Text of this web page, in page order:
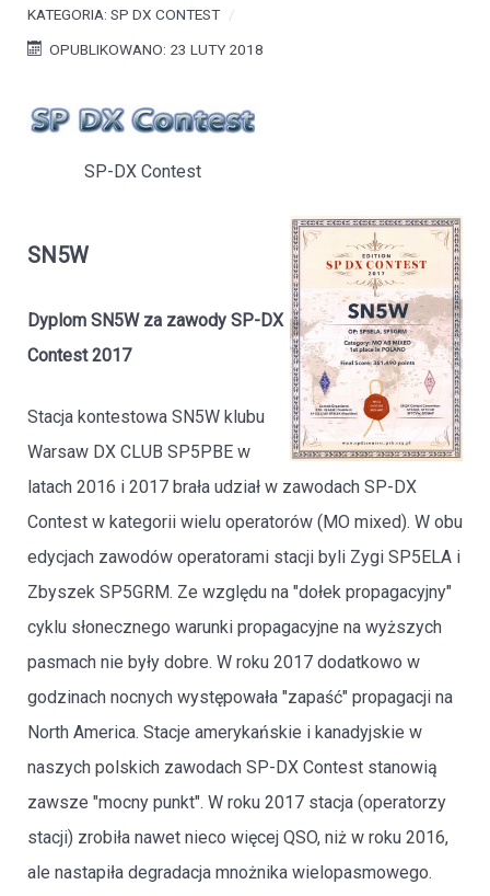
KATEGORIA: SP DX CONTEST
OPUBLIKOWANO: 23 LUTY 2018
SP-DX Contest
SN5W
Dyplom SN5W za zawody SP-DX
Contest 2017
Stacja kontestowa SN5W klubu
Warsaw DX CLUB SP5PBE w
latach 2016 i 2017 brała udział w zawodach SP-DX
Contest w kategorii wielu operatorów (MO mixed). W obu
edycjach zawodów operatorami stacji byli Zygi SP5ELA i
Zbyszek SP5GRM. Ze względu na "dołek propagacyjny"
cyklu słonecznego warunki propagacyjne na wyższych
pasmach nie były dobre. W roku 2017 dodatkowo w
godzinach nocnych występowała "zapaść" propagacji na
North America. Stacje amerykańskie i kanadyjskie w
naszych polskich zawodach SP-DX Contest stanowią
zawsze "mocny punkt". W roku 2017 stacja (operatorzy
stacji) zrobiła nawet nieco więcej QSO, niż w roku 2016,
ale nastapiła degradacja mnożnika wielopasmowego.